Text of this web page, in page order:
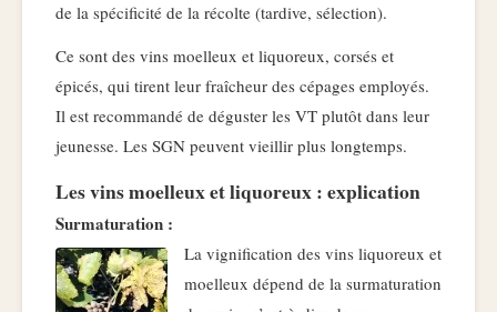
de la spécificité de la récolte (tardive, sélection).
Ce sont des vins moelleux et liquoreux, corsés et
épicés, qui tirent leur fraîcheur des cépages employés.
Il est recommandé de déguster les VT plutôt dans leur
jeunesse. Les SGN peuvent vieillir plus longtemps.
Les vins moelleux et liquoreux : explication
Surmaturation :
La vignification des vins liquoreux et
moelleux dépend de la surmaturation